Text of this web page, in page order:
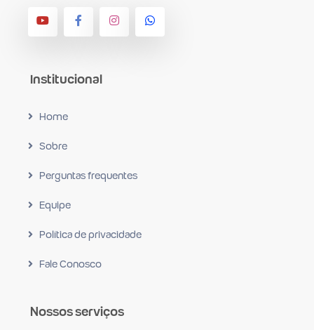
Institucional
Home
Sobre
Perguntas frequentes
Equipe
Política de privacidade
Fale Conosco
Nossos serviços